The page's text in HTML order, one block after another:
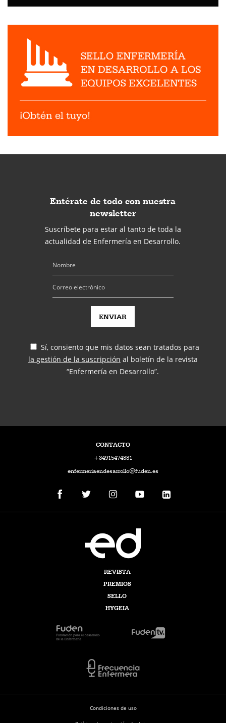
Entérate de todo con nuestra
newsletter
Suscríbete para estar al tanto de toda la
actualidad de Enfermería en Desarrollo.
Sí, consiento que mis datos sean tratados para
la gestión de la suscripción al boletín de la revista
“Enfermería en Desarrollo”.
CONTACTO
+34915474881
enfermeriaendesarrollo@fuden.es
REVISTA
PREMIOS
SELLO
HYGEIA
Condiciones de uso